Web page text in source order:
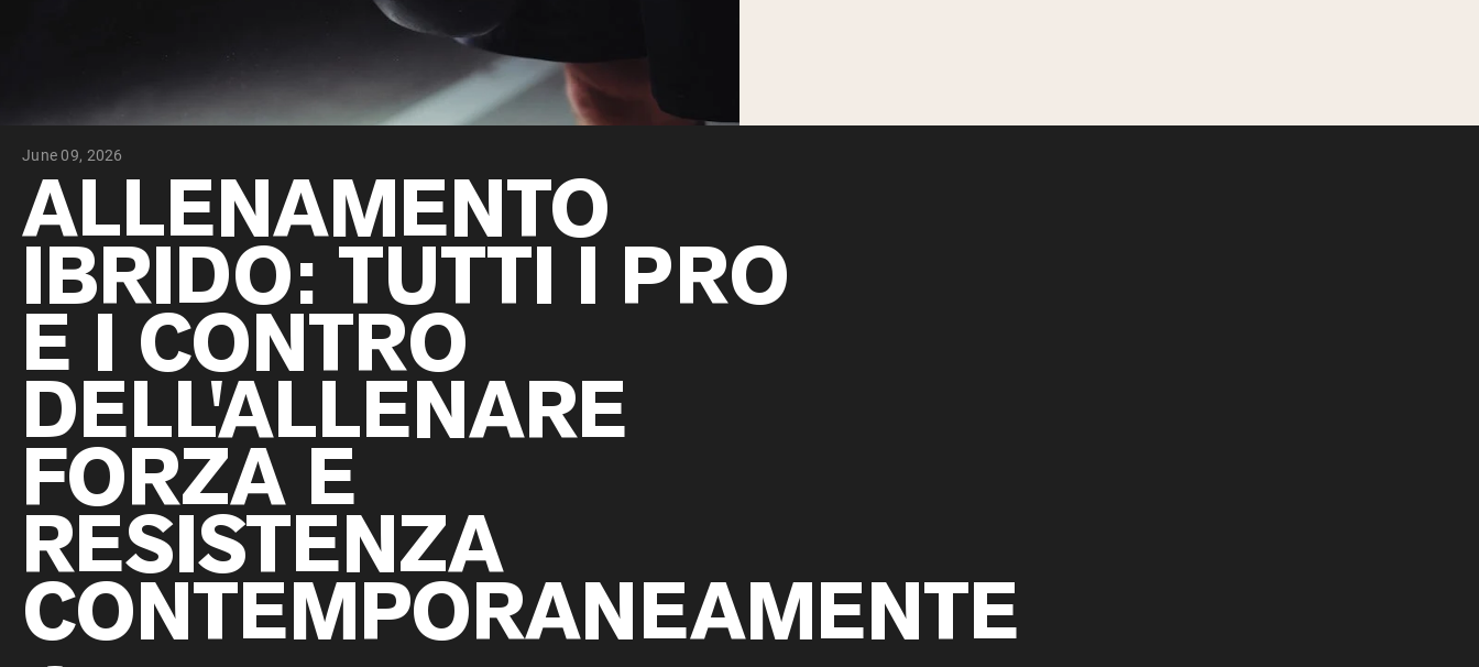
June 09, 2026
ALLENAMENTO
IBRIDO: TUTTI I PRO
E I CONTRO
DELL'ALLENARE
FORZA E
RESISTENZA
CONTEMPORANEAMENTE